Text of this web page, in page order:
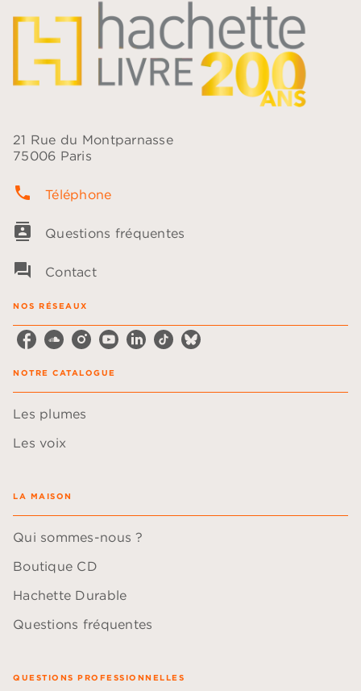
21 Rue du Montparnasse
75006 Paris
phone Téléphone
contacts Questions fréquentes
question_answer Contact
NOS RÉSEAUX
NOTRE CATALOGUE
Les plumes
Les voix
LA MAISON
Qui sommes-nous ?
Boutique CD
Hachette Durable
Questions fréquentes
QUESTIONS PROFESSIONNELLES